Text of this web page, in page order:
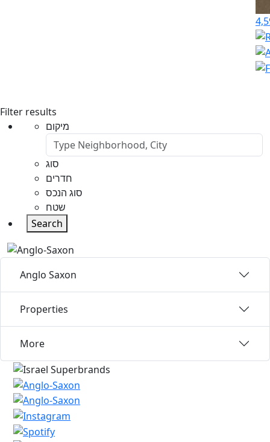
Filter results
מיקום
סוג
חדרים
סוג הנכס
שטח
Search
Anglo Saxon
Properties
More